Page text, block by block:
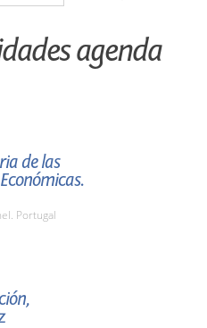
agenda
de las
Portugal